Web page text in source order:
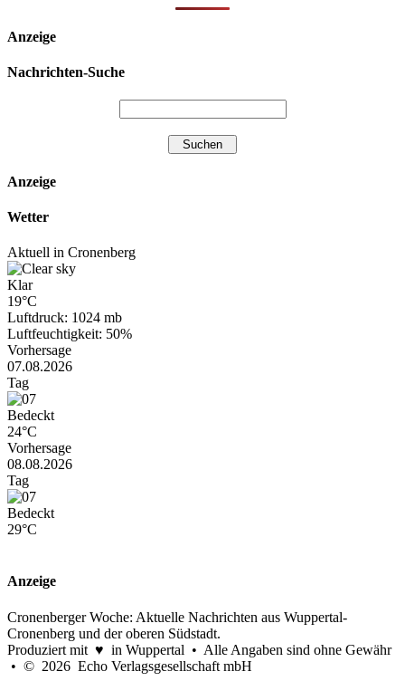
Anzeige
Nachrichten-Suche
Anzeige
Wetter
Aktuell in Cronenberg
Klar
19°C
Luftdruck: 1024 mb
Luftfeuchtigkeit: 50%
Vorhersage
07.08.2026
Tag
Bedeckt
24°C
Vorhersage
08.08.2026
Tag
Bedeckt
29°C
Anzeige
Cronenberger Woche: Aktuelle Nachrichten aus Wuppertal-
Cronenberg und der oberen Südstadt.
Produziert mit ♥ in Wuppertal • Alle Angaben sind ohne Gewähr
• © 2026 Echo Verlagsgesellschaft mbH